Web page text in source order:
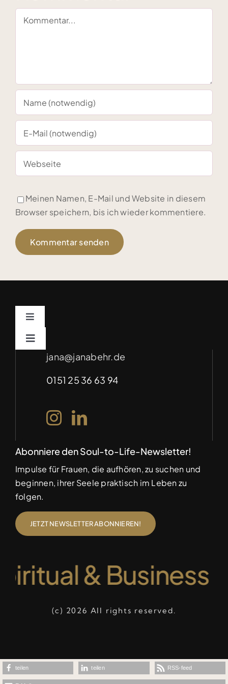
Kommentar
Meinen Namen, E-Mail und Website in diesem
Browser speichern, bis ich wieder kommentiere.
Toggle
Navigation
Impressum
Datenschutz
Toggle
Navigation
Für Unternehmen – Soulful Marketing
(auf Anfrage)
jana@janabehr.de
0151 25 36 63 94
Abonniere den Soul-to-Life-Newsletter!
Impulse für Frauen, die aufhören, zu suchen und
beginnen, ihrer Seele praktisch im Leben zu
folgen.
JETZT NEWSLETTER ABONNIEREN!
& Business
(c) 2026 All rights reserved.
teilen teilen RSS-feed